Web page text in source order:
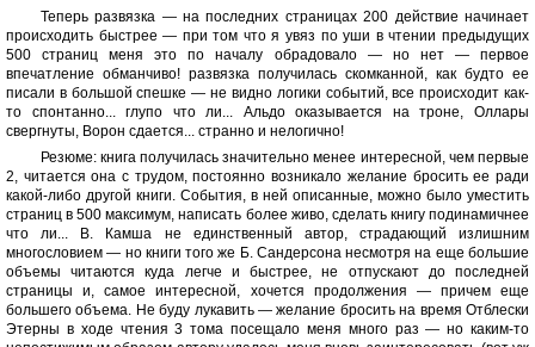
Теперь развязка — на последних страницах 200 действие начинает
происходить быстрее — при том что я увяз по уши в чтении предыдущих
500 страниц меня это по началу обрадовало — но нет — первое
впечатление обманчиво! развязка получилась скомканной, как будто ее
писали в большой спешке — не видно логики событий, все происходит как-
то спонтанно... глупо что ли... Альдо оказывается на троне, Оллары
свергнуты, Ворон сдается... странно и нелогично!
Резюме: книга получилась значительно менее интересной, чем первые
2, читается она с трудом, постоянно возникало желание бросить ее ради
какой-либо другой книги. События, в ней описанные, можно было уместить
страниц в 500 максимум, написать более живо, сделать книгу подинамичнее
что ли... В. Камша не единственный автор, страдающий излишним
многословием — но книги того же Б. Сандерсона несмотря на еще большие
объемы читаются куда легче и быстрее, не отпускают до последней
страницы и, самое интересной, хочется продолжения — причем еще
большего объема. Не буду лукавить — желание бросить на время Отблески
Этерны в ходе чтения 3 тома посещало меня много раз — но каким-то